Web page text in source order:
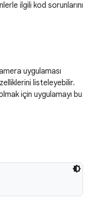
ilgili kod sorunlarını
uygulaması
listeleyebilir.
için uygulamayı bu